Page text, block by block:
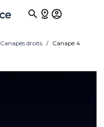

Canapés droits Canapé 4